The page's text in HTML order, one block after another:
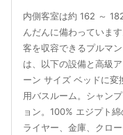
内側客室は約 162 ～
んだんに備わっていま
客を収容できるプルマ
は、以下の設備と高級
ーン サイズ ベッドに変
用バスルーム。シャン
ョン。100% エジプト
ライヤー、金庫、クロ